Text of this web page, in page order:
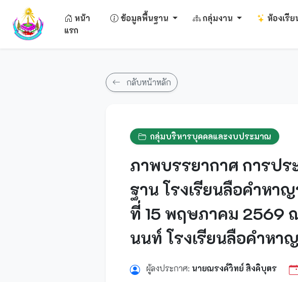
หน้า
แรก
ข้อมูลพื้นฐาน กลุ่มงาน ห้องเรี
กลับหน้าหลัก
กลุ่มบริหารบุคคลและงบประมาณ
ภาพบรรยากาศ การป
ฐาน โรงเรียนลือคำห
ที่ 15 พฤษภาคม 2569
นนท์ โรงเรียนลือคำหา
ผู้ลงประกาศ: นายณรงค์วิทย์ สิงคิบุตร